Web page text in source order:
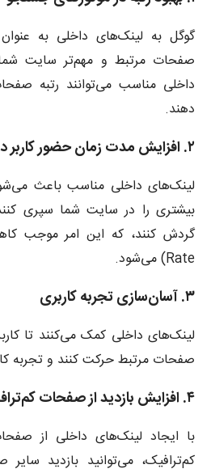
گوگل به لینک‌های داخلی به
صفحات مرتبط و مهم‌تر سایت
داخلی مناسب می‌توانند رتبه
دهند.
۲. افزایش مدت زمان حضور کاربر در سایت
لینک‌های داخلی مناسب باعث
بیشتری را در سایت شما سپری
Rate) می‌شود.
۳. آسان‌سازی تجربه کاربری
لینک‌های داخلی کمک می‌کنند تا
صفحات مرتبط حرکت کنند و تجربه
۴. افزایش بازدید از صفحات کم‌ترافیک
با ایجاد لینک‌های داخلی از
کم‌ترافیک، می‌توانید بازدید